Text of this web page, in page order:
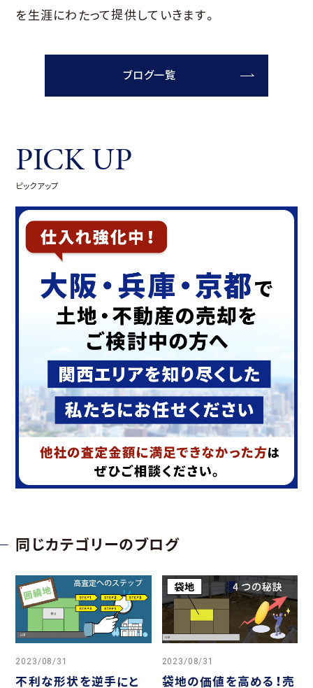
を生涯にわたって提供していきます。
ブログ一覧
PICK UP
ピックアップ
同じカテゴリーのブログ
2023/08/31
不利な形状を逆手にと
2023/08/31
袋地の価値を高める！売